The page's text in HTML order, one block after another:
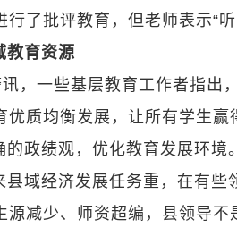
了批评教育，但老师表示“
教育资源
，一些基层教育工作者指出
质均衡发展，让所有学生赢
政绩观，优化教育发展环境。
域经济发展任务重，在有些
源减少、师资超编，县领导